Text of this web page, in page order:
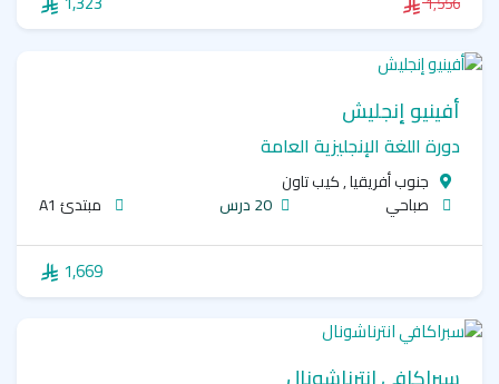
أفينيو إنجليش
دورة اللغة الإنجليزية العامة
جنوب أفريقيا , كيب تاون
صباحي
20 درس مبتدئ A1
1,669